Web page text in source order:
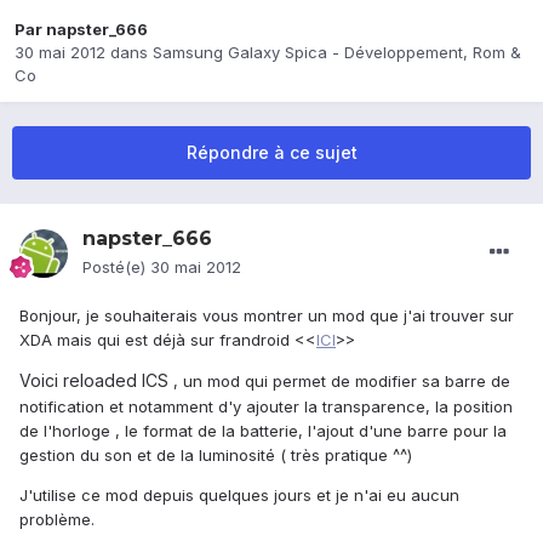
Par napster_666
30 mai 2012 dans Samsung Galaxy Spica - Développement, Rom &
Co
Répondre à ce sujet
napster_666
Posté(e) 30 mai 2012
Bonjour, je souhaiterais vous montrer un mod que j'ai trouver sur
XDA mais qui est déjà sur frandroid <<ICI>>
Voici reloaded ICS , un mod qui permet de modifier sa barre de
notification et notamment d'y ajouter la transparence, la position
de l'horloge , le format de la batterie, l'ajout d'une barre pour la
gestion du son et de la luminosité ( très pratique ^^)
J'utilise ce mod depuis quelques jours et je n'ai eu aucun
problème.